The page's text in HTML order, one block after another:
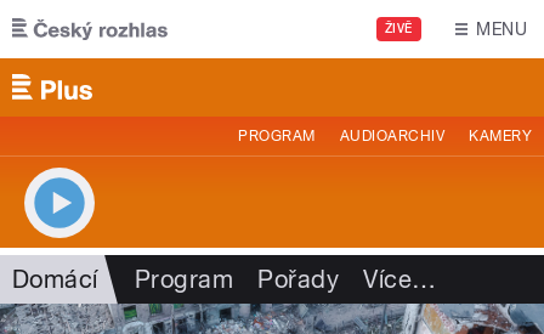
Přejít k hlavnímu obsahu
ŽIVĚ MENU
PROGRAM AUDIOARCHIV KAMERY
Domácí Program Pořady Více…